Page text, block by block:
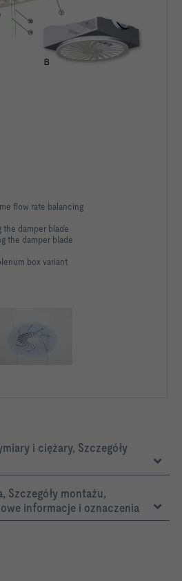
flow rate balancing
damper blade
the damper blade
box variant
i ciężary, Szczegóły
Szczegóły montażu,
informacje i oznaczenia